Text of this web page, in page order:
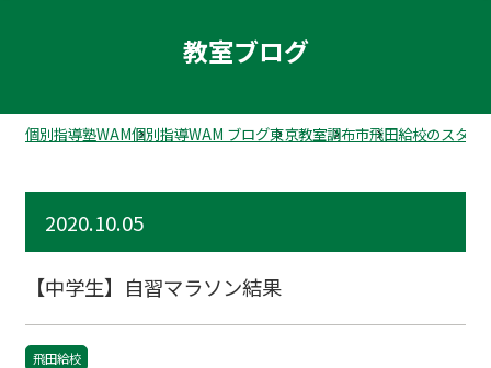
教室ブログ
個別指導塾WAM個別指導WAM ブログ東京教室調布市飛田給校のスタッ
2020.10.05
【中学生】自習マラソン結果
飛田給校